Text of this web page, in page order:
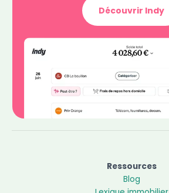
Découvrir Indy
Ressources
Blog